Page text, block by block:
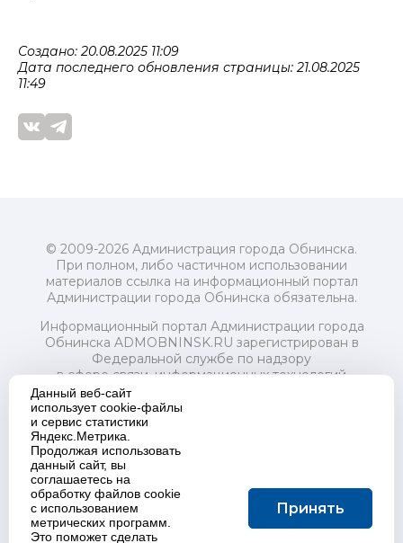
Создано: 20.08.2025 11:09
Дата последнего обновления страницы: 21.08.2025
11:49
© 2009-2026 Администрация города Обнинска.
При полном, либо частичном использовании
материалов ссылка на информационный портал
Администрации города Обнинска обязательна.
Информационный портал Администрации города
Обнинска ADMOBNINSK.RU зарегистрирован в
Федеральной службе по надзору
в сфере связи, информационных технологий
и массовых коммуникаций (Роскомнадзор) 24 июля
2018 года.
Свидетельство о регистрации Эл № ФС77-73321
Учредитель: Администрация (исполнительно-
распорядительный орган) городского округа "Город
Обнинск". Главный редактор: Байкова Е.А.
Адрес электронной почты Редакции:
redactor@admobninsk.ru
Телефон Редакции: +7 (484) 395-85-85
Данный веб-сайт
использует cookie-файлы
и сервис статистики
Яндекс.Метрика.
Продолжая использовать
данный сайт, вы
соглашаетесь на
обработку файлов cookie
с использованием
метрических программ.
Это поможет сделать
Принять